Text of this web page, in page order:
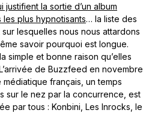
la sortie d’un album
les plus hypnotisants… la liste des
lesquelles nous nous attardons
savoir pourquoi est longue.
simple et bonne raison qu’elles
de Buzzfeed en novembre
français, un temps
sur le nez par la concurrence, est
par tous : Konbini, Les Inrocks, le